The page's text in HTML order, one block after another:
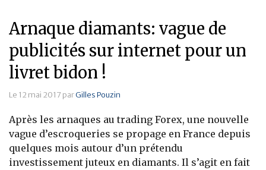
Arnaque diamants: vague de
publicités sur internet pour un
livret bidon !
Le 12 mai 2017 parGilles Pouzin
Après les arnaques au trading Forex, une nouvelle
vague d’escroqueries se propage en France depuis
quelques mois autour d’un prétendu
investissement juteux en diamants. Il s’agit en fait